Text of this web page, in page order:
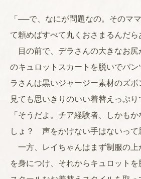
「──で、なにが問題なの。そのマ
て頼めばすべて丸くおさまるんだら
目の前で、デラさんの大きなお尻
のキュロットスカートを脱いでパ
ラさんは黒いジャージー素材のズ
見ても思いきりのいい着替えっぷり
「そうだよ。チア経験者、しかも
しょ？ 声をかけない手はないって
一方、レイちゃんはまず制服の上
を身につけ、それからキュロット